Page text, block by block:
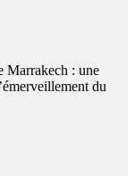
Marrakech : une
du